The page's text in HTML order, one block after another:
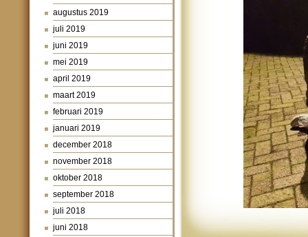
augustus 2019
juli 2019
juni 2019
mei 2019
april 2019
maart 2019
februari 2019
januari 2019
december 2018
november 2018
oktober 2018
september 2018
juli 2018
juni 2018